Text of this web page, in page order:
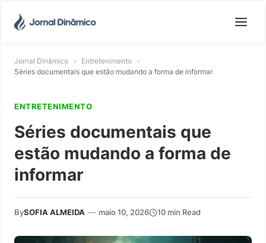
Jornal Dinâmico » Entretenimento »
Séries documentais que estão mudando a forma de informar
ENTRETENIMENTO
Séries documentais que
estão mudando a forma de
informar
BySOFIA ALMEIDA — maio 10, 2026 10 min Read